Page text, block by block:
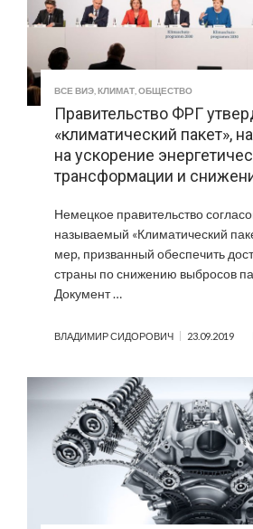
ВСЕ ВИЭ КЛИМАТ ОБЩЕСТВО
Правительство ФРГ
«климатический пакет»,
на ускорение
трансформации и
Немецкое правительство
называемый «Климатический
мер, призванный обеспечить
страны по снижению выбросов
Документ …
ВЛАДИМИР СИДОРОВИЧ 23.09.2019